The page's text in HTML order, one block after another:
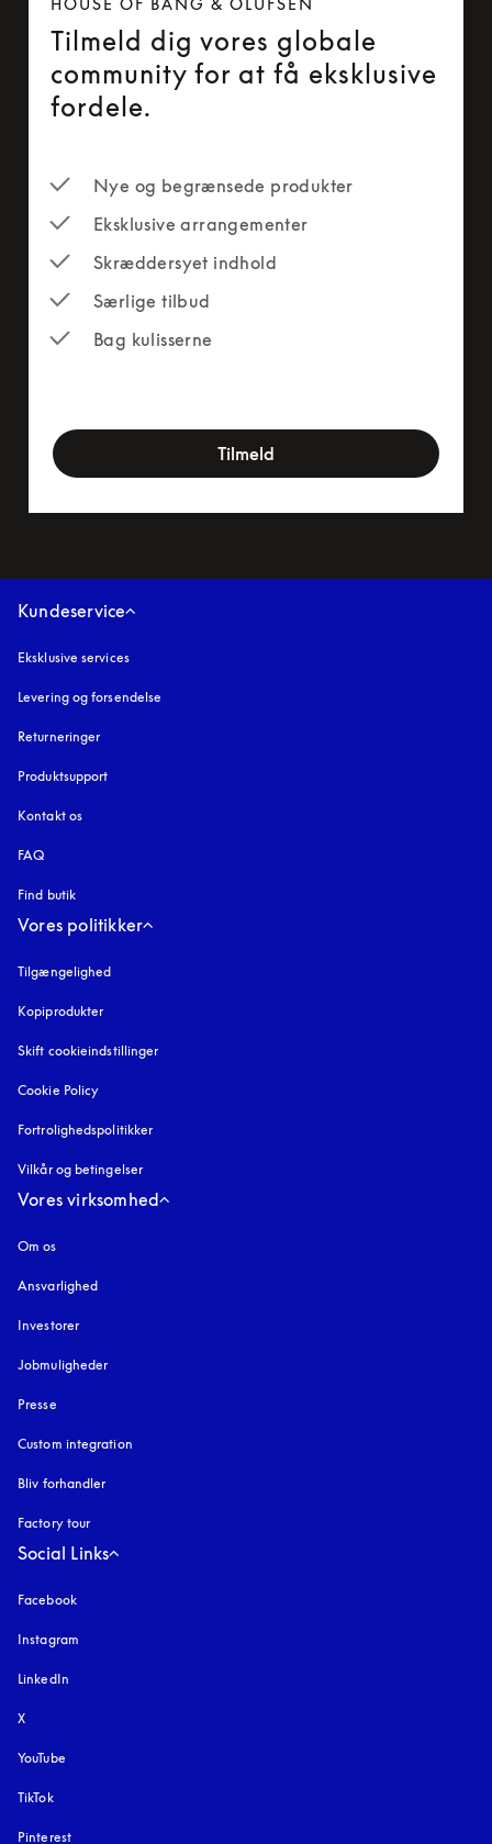
Tilmeld dig vores globale
community for at få eksklusive
fordele.
Nye og begrænsede produkter
Eksklusive arrangementer
Skræddersyet indhold
Særlige tilbud
Bag kulisserne
Tilmeld
Kundeservice
Eksklusive services
Levering og forsendelse
Returneringer
Produktsupport
Kontakt os
FAQ
Find butik
Vores politikker
Tilgængelighed
Kopiprodukter
Skift cookieindstillinger
Cookie Policy
Fortrolighedspolitikker
Vilkår og betingelser
Vores virksomhed
Om os
Ansvarlighed
Investorer
Jobmuligheder
Presse
Custom integration
Bliv forhandler
Factory tour
Social Links
Facebook
Instagram
LinkedIn
X
YouTube
TikTok
Pinterest